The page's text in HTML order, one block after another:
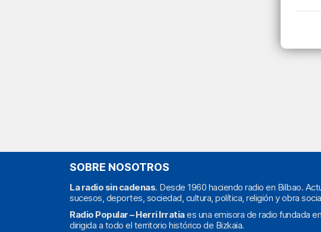
SOBRE NOSOTROS
La radio sin cadenas. Desde 1960 haciendo radio en Bilbao.
sucesos, deportes, sociedad, cultura, política, religión y obra
Radio Popular – Herri Irratiaes una emisora de radio fundada
dirigida a todo el territorio histórico de Bizkaia.